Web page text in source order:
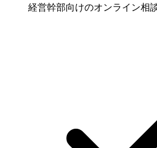
経営幹部向けのオンライン相